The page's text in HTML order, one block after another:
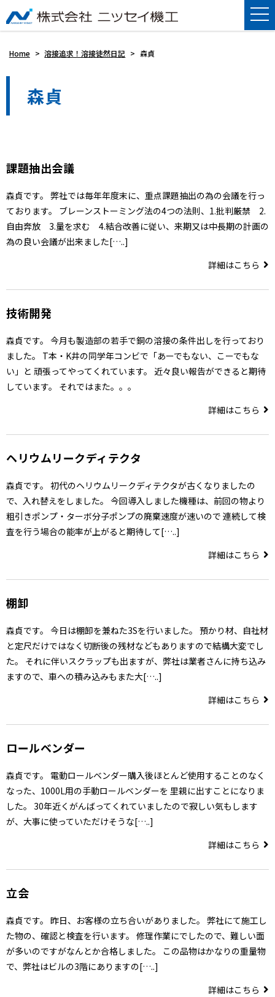
Home > 溶接追求！溶接徒然日記 > 森貞
森貞
課題抽出会議
森貞です。 弊社では毎年年度末に、重点課題抽出の為の会議を行っ
ております。 ブレーンストーミング法の4つの法則、1.批判厳禁 2.
自由奔放 3.量を求む 4.結合改善に従い、来期又は中長期の計画の
為の良い会議が出来ました[…..]
詳細はこちら
技術開発
森貞です。 今月も製造部の若手で銅の溶接の条件出しを行っており
ました。 T本・K井の同学年コンビで「あーでもない、こーでもな
い」と 頑張ってやってくれています。 近々良い報告ができると期待
しています。 それではまた。。。
詳細はこちら
ヘリウムリークディテクタ
森貞です。 初代のヘリウムリークディテクタが古くなりましたの
で、入れ替えをしました。 今回導入しました機種は、前回の物より
粗引きポンプ・ターボ分子ポンプの廃棄速度が速いので 連続して検
査を行う場合の能率が上がると期待して[…..]
詳細はこちら
棚卸
森貞です。 今日は棚卸を兼ねた3Sを行いました。 預かり材、自社材
と定尺だけではなく切断後の残材などもありますので結構大変でし
た。 それに伴いスクラップも出ますが、弊社は業者さんに持ち込み
ますので、車への積み込みもまた大[…..]
詳細はこちら
ロールベンダー
森貞です。 電動ロールベンダー購入後ほとんど使用することのなく
なった、1000L用の手動ロールベンダーを 里親に出すことになりま
した。 30年近くがんばってくれていましたので寂しい気もします
が、大事に使っていただけそうな[…..]
詳細はこちら
立会
森貞です。 昨日、お客様の立ち合いがありました。 弊社にて施工し
た物の、確認と検査を行います。 修理作業にでしたので、難しい面
が多いのですがなんとか合格しました。 この品物はかなりの重量物
で、弊社はビルの3階にありますの[…..]
詳細はこちら